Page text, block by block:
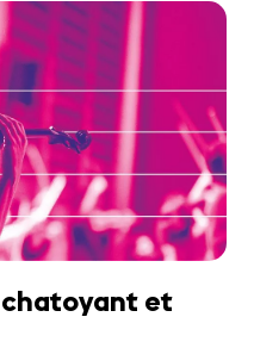
chatoyant et